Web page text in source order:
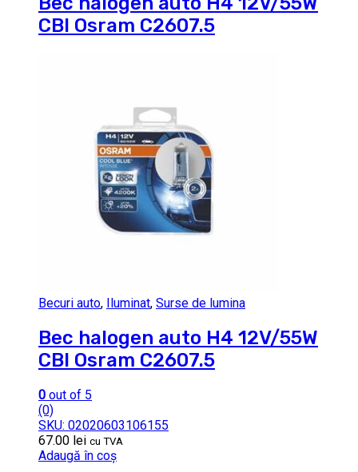
CBI Osram C2607.5
Becuri auto, Iluminat, Surse de lumina
Bec halogen auto H4 12V/55W
CBI Osram C2607.5
0 out of 5
(0)
SKU: 02020603106155
67.00 lei cu TVA
Adaugă în coș